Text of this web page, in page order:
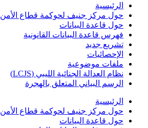
الرئيسية
حول مركز جنيف لحوكمة قطاع الأمن
حول قاعدة البيانات
فهرس قاعدة البيانات القانونية
تشريع جديد
الإحصائيات
ملفات موضوعية
نظام العدالة الجنائية الليبي (LCJS)
الرسم البياني المتعلق بالهجرة
الرئيسية
حول مركز جنيف لحوكمة قطاع الأمن
حول قاعدة البيانات